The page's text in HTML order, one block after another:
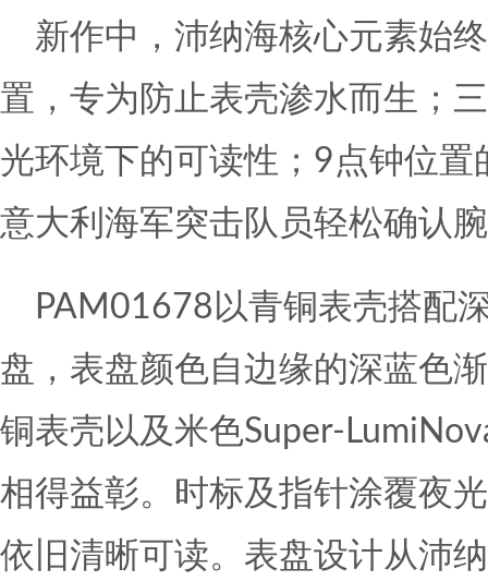
新作中，沛纳海核心元素始
置，专为防止表壳渗水而生；
光环境下的可读性；9点钟位
意大利海军突击队员轻松确认
PAM01678以青铜表壳搭配
盘，表盘颜色自边缘的深蓝色
铜表壳以及米色Super-
相得益彰。时标及指针涂覆夜
依旧清晰可读。表盘设计从沛